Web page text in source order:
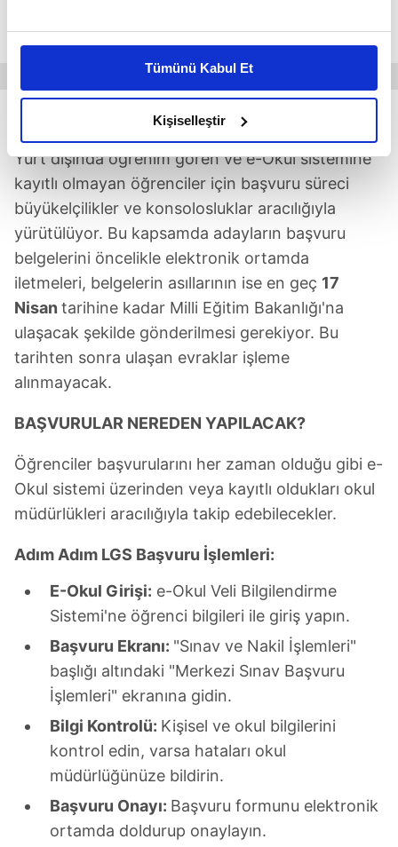
Bu çerezlere izin vermeniz halinde sizlere özel
daha iyi reklam deneyimi yaşatabiliriz. Bunu yaparken
amacımızın size daha iyi bir reklam deneyimi sunmak
olduğunu ve sizlere en iyi içerikleri sunabilmek adına
elimizden gelen çabayı gösterdiğimizi ve bu noktada,
reklamların maliyetlerimizi karşılamak noktasında tek gelir
kalemimiz olduğunu sizlere hatırlatmak isteriz.
Her halükârda, kullanıcılar, bu çerezlere izin vermedikleri
takdirde, kullanıcılara hedefli reklamlar
gösterilmeyecektir."
Sizlere daha iyi bir hizmet sunabilmek için İnternet
Sitemizde kendimize ve üçüncü kişilere ait çerezler
kullanılmaktadır. Bu çerezler vasıtasıyla çeşitli kişisel
verileriniz işlenmekte olup gerekli olan çerezler bilgi
toplumu hizmetlerinin sunulması amacıyla
kullanılmaktadır. Diğer çerezler, sitemizin daha işlevsel
reklam/pazarlama faaliyetlerinin yapılması, amaçlarıyla
sınırlı olarak açık rızanız dahilinde kullanılacaktır.
Çerezlere ilişkin tercihlerinizi aşağıda yer alan panel
vasıtasıyla belirleyebilirsiniz. Çerezlere ilişkin detaylı bilgi
için Ayarlar butonuna tıklayabilir,
Çerez Bilgilendirme
Metnimiziziyaret edebilirsiniz.
6698 sayılı Kişisel Verilerin Korunması Kanunu uyarınca
hazırlanmış Aydınlatma Metnimizi okumak ve sitemizde
ilgili mevzuata uygun olarak kullanılan çerezlerle ilgili bilgi
almak için lütfen tıklayınız.
Tümünü Kabul Et
Kişiselleştir
yapılabilecek."
YURT DIŞI LGS BAŞVURUSUNDA KRİTİK TARİH
Yurt dışında öğrenim gören ve e-Okul sistemine
kayıtlı olmayan öğrenciler için başvuru süreci
büyükelçilikler ve konsolosluklar aracılığıyla
yürütülüyor. Bu kapsamda adayların başvuru
belgelerini öncelikle elektronik ortamda
iletmeleri, belgelerin asıllarının ise en geç 17
Nisan tarihine kadar Milli Eğitim Bakanlığı'na
ulaşacak şekilde gönderilmesi gerekiyor. Bu
tarihten sonra ulaşan evraklar işleme
alınmayacak.
BAŞVURULAR NEREDEN YAPILACAK?
Öğrenciler başvurularını her zaman olduğu gibi e-
Okul sistemi üzerinden veya kayıtlı oldukları okul
müdürlükleri aracılığıyla takip edebilecekler.
Adım Adım LGS Başvuru İşlemleri:
E-Okul Girişi: e-Okul Veli Bilgilendirme
Sistemi'ne öğrenci bilgileri ile giriş yapın.
Başvuru Ekranı: "Sınav ve Nakil İşlemleri"
başlığı altındaki "Merkezi Sınav Başvuru
İşlemleri" ekranına gidin.
Bilgi Kontrolü: Kişisel ve okul bilgilerini
kontrol edin, varsa hataları okul
müdürlüğünüze bildirin.
Başvuru Onayı: Başvuru formunu elektronik
ortamda doldurup onaylayın.